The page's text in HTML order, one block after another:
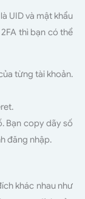
UID và mật khẩu
thì bạn có thể
từng tài khoản.
Bạn copy dãy số
đăng nhập.
khác nhau như